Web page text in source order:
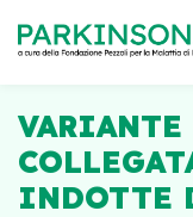
INDOTTE